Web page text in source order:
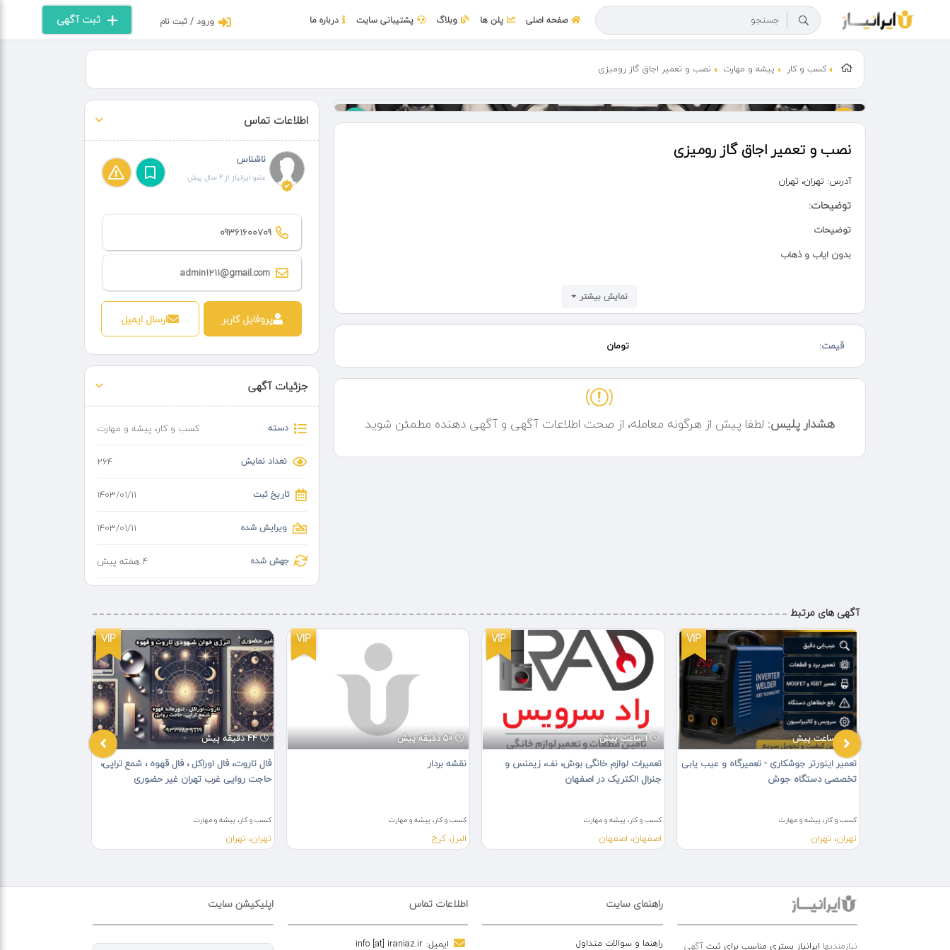
ثبت آگهی ورود / ثبت نام صفحه اصلی پلن ها وبلاگ پشتیبانی سایت درباره ما
کسب و کار پیشه و مهارت نصب و تعمیر اجاق گاز رومیزی
نصب و تعمیر اجاق گاز رومیزی
آدرس: تهران، تهران
توضیحات:
توضیحات
بدون ایاب و ذهاب
با 15 سال سابقه کاری و کادری
صفحه ای رومیزی / مبله فردار / طرح فر
همراه داشتن قطعات اصلی و شرکتی
خدمات برای مستاجرهای عزیز با ۲۰% تخفیف خدمات انجام میشه
نمایش بیشتر
قیمت: تومان
هشدار پلیس: لطفا پیش از هرگونه معامله، از صحت اطلاعات آگهی و آگهی دهنده مطمئن شوید
اطلاعات تماس
ناشناس
عضو ایرانیاز از 2 سال پیش
09361600709
admin1211@gmail.com
پروفایل کاربر ارسال ایمیل
جزئیات آگهی
دسته کسب و کار، پیشه و مهارت
تعداد نمایش 264
تاریخ ثبت ۱۴۰۳/۰۱/۱۱
ویرایش شده ۱۴۰۳/۰۱/۱۱
جهش شده 4 هفته پیش
آگهی های مرتبط
VIP
44 دقیقه پیش
فال تاروت، فال اوراکل ، فال قهوه ، شمع تراپی،
حاجت روایی غرب تهران غیر حضوری
کسب و کار، پیشه و مهارت
تهران، تهران
VIP
50 دقیقه پیش
نقشه بردار
کسب و کار، پیشه و مهارت
البرز، کرج
VIP
1 ساعت پیش
تعمیرات لوازم خانگی بوش، نف، زیمنس و
جنرال الکتریک در اصفهان
کسب و کار، پیشه و مهارت
اصفهان، اصفهان
VIP
2 ساعت پیش
تعمیر اینورتر جوشکاری - تعمیرگاه و عیب یابی
تخصصی دستگاه جوش
کسب و کار، پیشه و مهارت
تهران، تهران
نیازمندیها ایرانیاز بستری مناسب برای ثبتآگهی
راهنمای سایت
راهنما و سوالات متداول
اطلاعات تماس
ایمیل: info [at] iraniaz.ir
اپلیکیشن سایت